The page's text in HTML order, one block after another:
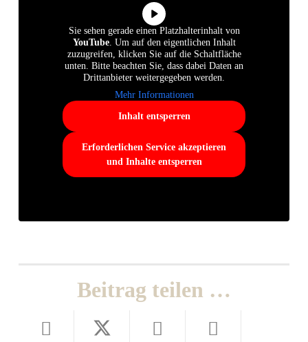
Sie sehen gerade einen Platzhalterinhalt von
YouTube. Um auf den eigentlichen Inhalt
zuzugreifen, klicken Sie auf die Schaltfläche
unten. Bitte beachten Sie, dass dabei Daten an
Drittanbieter weitergegeben werden.
Mehr Informationen
Inhalt entsperren
Erforderlichen Service akzeptieren
und Inhalte entsperren
Beitrag teilen …